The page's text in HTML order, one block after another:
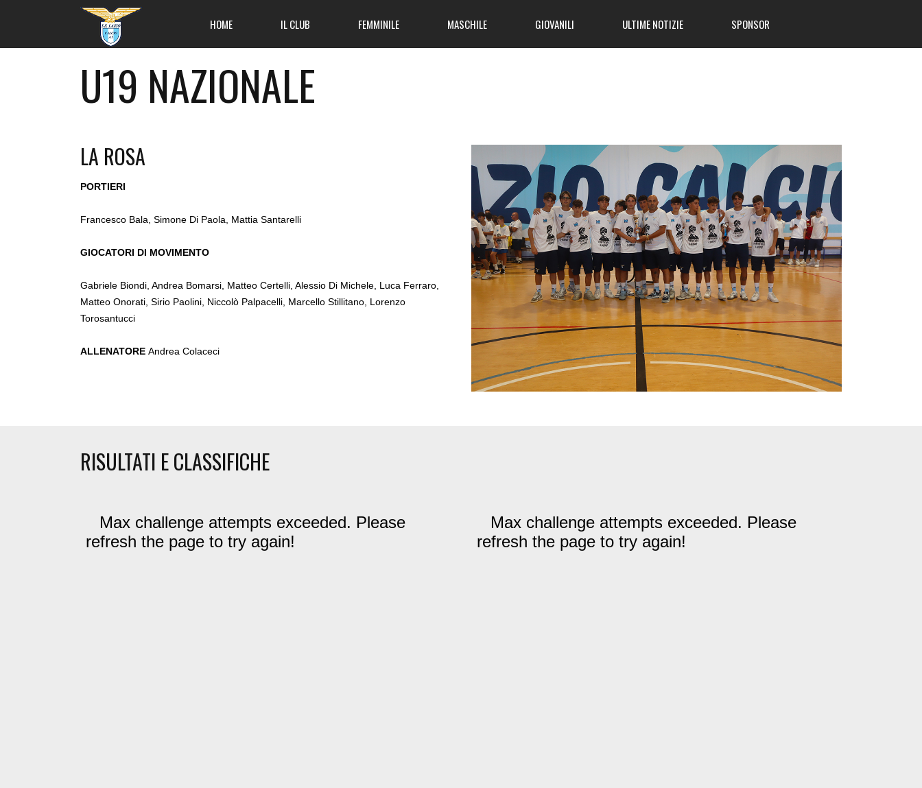
HOME IL CLUB FEMMINILE MASCHILE GIOVANILI ULTIME NOTIZIE SPONSOR
U19 NAZIONALE
LA ROSA
PORTIERI
Francesco Bala, Simone Di Paola, Mattia Santarelli
GIOCATORI DI MOVIMENTO
Gabriele Biondi, Andrea Bomarsi, Matteo Certelli, Alessio Di Michele, Luca Ferraro,
Matteo Onorati, Sirio Paolini, Niccolò Palpacelli, Marcello Stillitano, Lorenzo
Torosantucci
ALLENATORE Andrea Colaceci
RISULTATI E CLASSIFICHE